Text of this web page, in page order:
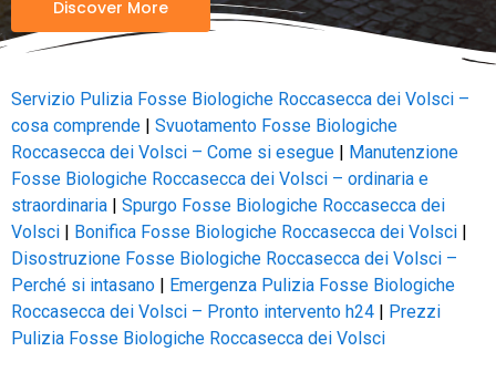
Discover More
Servizio Pulizia Fosse Biologiche Roccasecca dei Volsci –
cosa comprende | Svuotamento Fosse Biologiche
Roccasecca dei Volsci – Come si esegue | Manutenzione
Fosse Biologiche Roccasecca dei Volsci – ordinaria e
straordinaria | Spurgo Fosse Biologiche Roccasecca dei
Volsci | Bonifica Fosse Biologiche Roccasecca dei Volsci |
Disostruzione Fosse Biologiche Roccasecca dei Volsci –
Perché si intasano | Emergenza Pulizia Fosse Biologiche
Roccasecca dei Volsci – Pronto intervento h24 | Prezzi
Pulizia Fosse Biologiche Roccasecca dei Volsci